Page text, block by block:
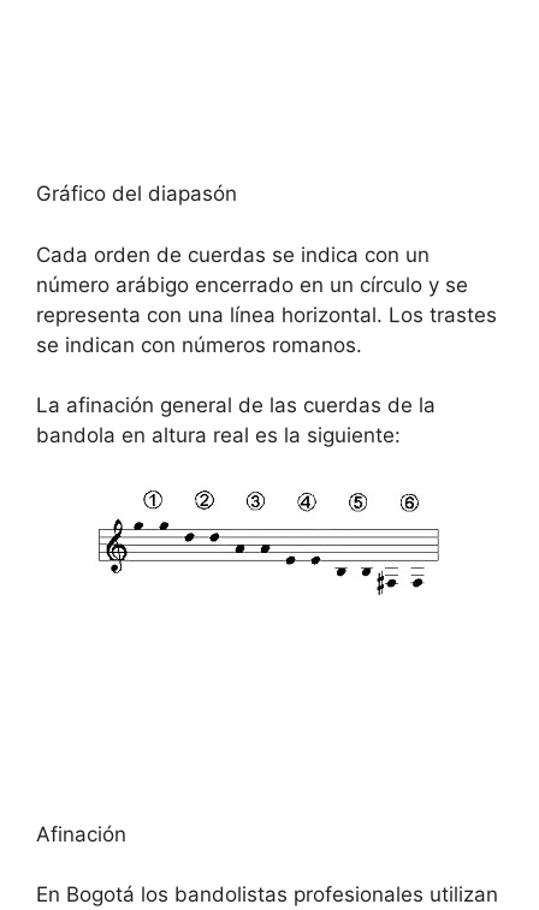
Gráfico del diapasón
Cada orden de cuerdas se indica con un
número arábigo encerrado en un círculo y se
representa con una línea horizontal. Los trastes
se indican con números romanos.
La afinación general de las cuerdas de la
bandola en altura real es la siguiente:
Afinación
En Bogotá los bandolistas profesionales utilizan